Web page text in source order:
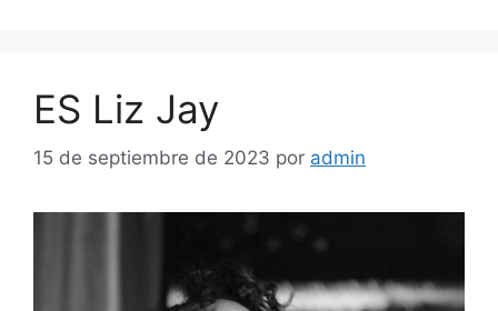
ES Liz Jay
15 de septiembre de 2023 por admin